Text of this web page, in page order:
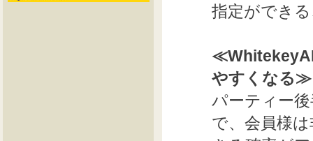
指定ができ
やすくなる≫
パーティー
で、会員様